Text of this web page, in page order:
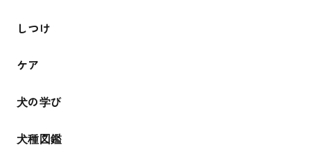
しつけ
ケア
犬の学び
犬種図鑑